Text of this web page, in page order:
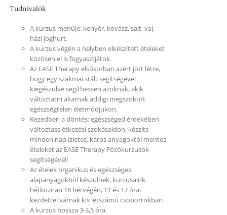
Tudnivalók
A kurzus menüje: kenyér, kovász, sajt, vaj,
házi joghurt.
A kurzus végén a helyben elkészített ételeket
közösen el is fogyasztjátok.
Az EASE Therapy elsősorban azért jött létre,
hogy egy szakmai stáb segítségével
kiegészülve segíthessen azoknak, akik
változtatni akarnak addigi megszokott
egészségtelen életmódjukon.
Kezedben a döntés: egészséged érdekében
változtass étkezési szokásaidon, készíts
minden nap ízletes, káros anyagoktól mentes
ételeket az EASE Therapy Főzőkurzusok
segítségével!
Az ételek organikus és egészséges
alapanyagokból készülnek, kurzusaink
hétköznap 18 hétvégén, 11 és 17 órai
kezdettel várnak kis létszámú csoportokban.
A kurzus hossza 3-3,5 óra.